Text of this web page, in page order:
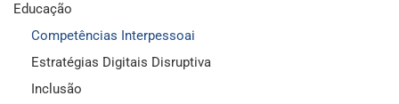
Educação
Competências Interpessoai
Estratégias Digitais Disruptiva
Inclusão